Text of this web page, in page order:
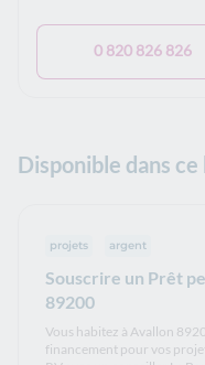
0 820 826 826
Disponible dans ce
Souscrire un Prêt
89200
projets argent
Vous habitez à Avallon
financement pour vos